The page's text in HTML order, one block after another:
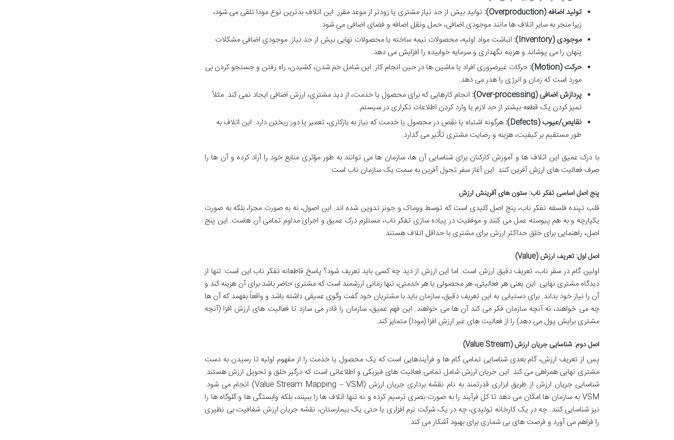
تولید اضافه (Overproduction):
تولید بیش از حد نیاز مشتری یا زودتر از موعد مقرر. این اتلاف بدترین نوع مودا تلقی می شود،
زیرا منجر به سایر اتلاف ها مانند موجودی اضافی، حمل ونقل اضافه و فضای اضافی می شود.
موجودی (Inventory):
انباشت مواد اولیه، محصولات نیمه ساخته یا محصولات نهایی بیش از حد نیاز. موجودی اضافی مشکلات
پنهان را می پوشاند و هزینه نگهداری و سرمایه خوابیده را افزایش می دهد.
حرکت (Motion):
حرکات غیرضروری افراد یا ماشین ها در حین انجام کار. این شامل خم شدن، کشیدن، راه رفتن و جستجو کردن بی
مورد است که زمان و انرژی را هدر می دهد.
پردازش اضافی (Over-processing):
انجام کارهایی که برای محصول یا خدمت، از دید مشتری، ارزش اضافی ایجاد نمی کند. مثلاً
تمیز کردن یک قطعه بیشتر از حد لازم یا وارد کردن اطلاعات تکراری در سیستم.
نقایص/عیوب (Defects):
هرگونه اشتباه یا نقص در محصول یا خدمت که نیاز به بازکاری، تعمیر یا دور ریختن دارد. این اتلاف به
طور مستقیم بر کیفیت، هزینه و رضایت مشتری تأثیر می گذارد.
با درک عمیق این اتلاف ها و آموزش کارکنان برای شناسایی آن ها، سازمان ها می توانند به طور مؤثری منابع خود را آزاد کرده و آن ها را
صرف فعالیت های ارزش آفرین کنند. این آغاز سفر تحول آفرین به سمت یک سازمان ناب است.
پنج اصل اساسی تفکر ناب: ستون های آفرینش ارزش
قلب تپنده فلسفه تفکر ناب، پنج اصل کلیدی است که توسط ووماک و جونز تدوین شده اند. این اصول، نه به صورت مجزا، بلکه به صورت
یکپارچه و به هم پیوسته عمل می کنند و موفقیت در پیاده سازی تفکر ناب، مستلزم درک عمیق و اجرای مداوم تمامی آن هاست. این پنج
اصل، راهنمایی برای خلق حداکثر ارزش برای مشتری با حداقل اتلاف هستند.
اصل اول: تعریف ارزش (Value)
اولین گام در سفر ناب، تعریف دقیق ارزش است. اما این ارزش از دید چه کسی باید تعریف شود؟ پاسخ قاطعانه تفکر ناب این است: تنها از
دیدگاه مشتری نهایی. این یعنی هر فعالیتی، هر محصولی یا هر خدمتی، تنها زمانی ارزشمند است که مشتری حاضر باشد برای آن هزینه کند و
آن را نیاز خود بداند. برای دستیابی به این تعریف دقیق، سازمان باید با مشتریان خود گفت وگوی عمیقی داشته باشد و واقعاً بفهمد که آن ها
چه می خواهند، نه آنچه سازمان فکر می کند آن ها می خواهند. این فهم عمیق، سازمان را قادر می سازد تا فعالیت های ارزش افزا (آنچه
مشتری برایش پول می دهد) را از فعالیت های غیر ارزش افزا (مودا) متمایز کند.
اصل دوم: شناسایی جریان ارزش (Value Stream)
پس از تعریف ارزش، گام بعدی شناسایی تمامی گام ها و فرآیندهایی است که یک محصول یا خدمت را از مفهوم اولیه تا رسیدن به دست
مشتری نهایی همراهی می کند. این جریان ارزش شامل تمامی فعالیت های فیزیکی و اطلاعاتی است که درگیر خلق و تحویل ارزش هستند.
شناسایی جریان ارزش از طریق ابزاری قدرتمند به نام نقشه برداری جریان ارزش (Value Stream Mapping – VSM) انجام می شود.
VSM به سازمان ها امکان می دهد تا کل فرآیند را به صورت بصری ترسیم کرده و نه تنها اتلاف ها را ببینند، بلکه وابستگی ها و گلوگاه ها را
نیز شناسایی کنند. چه در یک کارخانه تولیدی، چه در یک شرکت نرم افزاری یا حتی یک بیمارستان، نقشه جریان ارزش شفافیت بی نظیری
را فراهم می آورد و فرصت های بی شماری برای بهبود آشکار می کند.